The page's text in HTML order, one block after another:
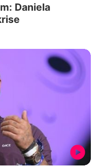
Daniela